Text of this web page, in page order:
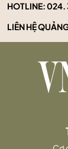
HOTLINE:024.
LIÊN HỆ